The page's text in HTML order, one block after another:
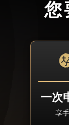
您
一次
享